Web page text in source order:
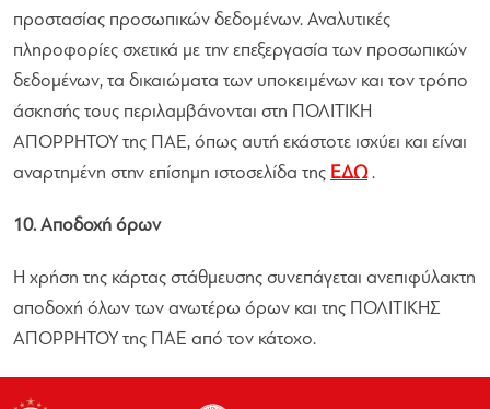
προστασίας προσωπικών δεδομένων. Αναλυτικές
πληροφορίες σχετικά με την επεξεργασία των προσωπικών
δεδομένων, τα δικαιώματα των υποκειμένων και τον τρόπο
άσκησής τους περιλαμβάνονται στη ΠΟΛΙΤΙΚΗ
ΑΠΟΡΡΗΤΟΥ της ΠΑΕ, όπως αυτή εκάστοτε ισχύει και είναι
αναρτημένη στην επίσημη ιστοσελίδα της ΕΔΩ.
10. Αποδοχή όρων
Η χρήση της κάρτας στάθμευσης συνεπάγεται ανεπιφύλακτη
αποδοχή όλων των ανωτέρω όρων και της ΠΟΛΙΤΙΚΗΣ
ΑΠΟΡΡΗΤΟΥ της ΠΑΕ από τον κάτοχο.